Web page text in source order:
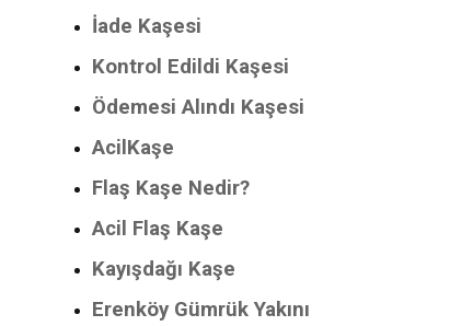
İade Kaşesi
Kontrol Edildi Kaşesi
Ödemesi Alındı Kaşesi
AcilKaşe
Flaş Kaşe Nedir?
Acil Flaş Kaşe
Kayışdağı Kaşe
Erenköy Gümrük Yakını